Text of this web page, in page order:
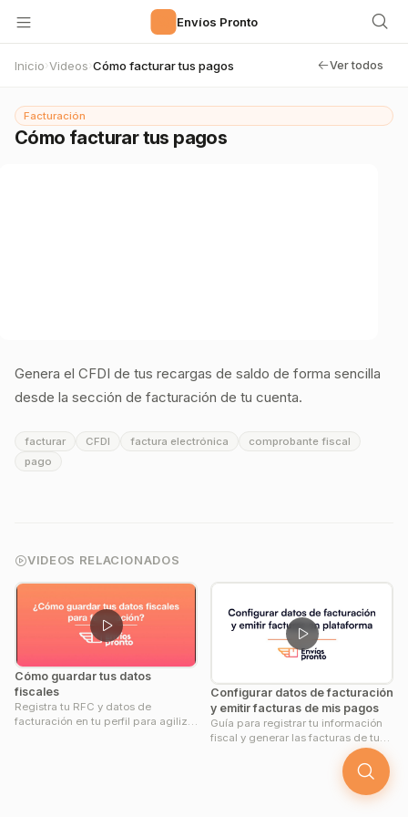
Envíos Pronto
Inicio› Videos› Cómo facturar tus pagos Ver todos
Facturación
Cómo facturar tus pagos
Reproducir
Genera el CFDI de tus recargas de saldo de forma sencilla
desde la sección de facturación de tu cuenta.
facturar CFDI factura electrónica
comprobante fiscal
pago
VIDEOS RELACIONADOS
Cómo guardar tus datos
fiscales
Registra tu RFC y datos de
facturación en tu perfil para agilizar
Configurar datos de facturación
y emitir facturas de mis pagos
Guía para registrar tu información
fiscal y generar las facturas de tus